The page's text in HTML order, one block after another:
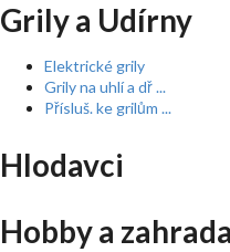
Grily a Udírny
Elektrické grily
Grily na uhlí a dř ...
Přísluš. ke grilům ...
Hlodavci
Hobby a zahrada